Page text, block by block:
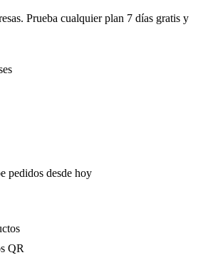
Prueba cualquier plan 7 días gratis y
pedidos desde hoy
QR